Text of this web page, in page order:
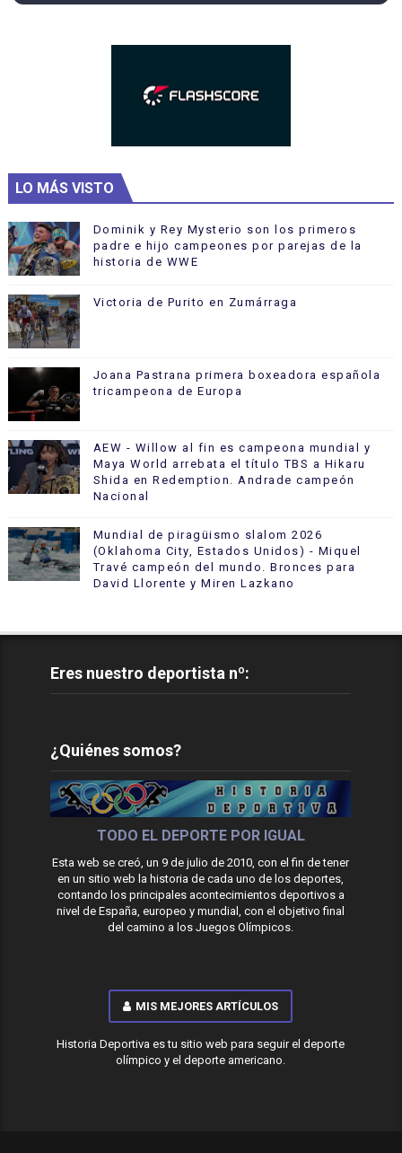
LO MÁS VISTO
Dominik y Rey Mysterio son los primeros
padre e hijo campeones por parejas de la
historia de WWE
Victoria de Purito en Zumárraga
Joana Pastrana primera boxeadora española
tricampeona de Europa
AEW - Willow al fin es campeona mundial y
Maya World arrebata el título TBS a Hikaru
Shida en Redemption. Andrade campeón
Nacional
Mundial de piragüismo slalom 2026
(Oklahoma City, Estados Unidos) - Miquel
Travé campeón del mundo. Bronces para
David Llorente y Miren Lazkano
Eres nuestro deportista nº:
¿Quiénes somos?
TODO EL DEPORTE POR IGUAL
Esta web se creó, un 9 de julio de 2010, con el fin de tener
en un sitio web la historia de cada uno de los deportes,
contando los principales acontecimientos deportivos a
nivel de España, europeo y mundial, con el objetivo final
del camino a los Juegos Olímpicos.
MIS MEJORES ARTÍCULOS
Historia Deportiva es tu sitio web para seguir el deporte
olímpico y el deporte americano.